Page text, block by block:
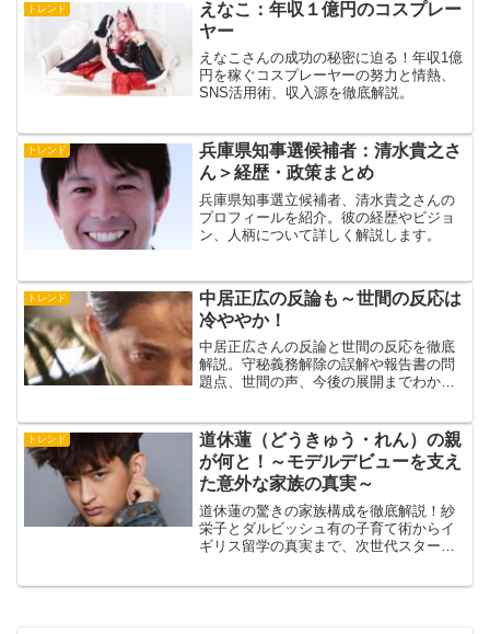
トレンド
えなこ：年収１億円のコスプレー
ヤー
えなこさんの成功の秘密に迫る！年収1億
円を稼ぐコスプレーヤーの努力と情熱、
SNS活用術、収入源を徹底解説。
トレンド
兵庫県知事選候補者：清水貴之さ
ん＞経歴・政策まとめ
兵庫県知事選立候補者、清水貴之さんの
プロフィールを紹介。彼の経歴やビジョ
ン、人柄について詳しく解説します。
トレンド
中居正広の反論も～世間の反応は
冷ややか！
中居正広さんの反論と世間の反応を徹底
解説。守秘義務解除の誤解や報告書の問
題点、世間の声、今後の展開までわかり
トレンド
道休蓮（どうきゅう・れん）の親
が何と！～モデルデビューを支え
た意外な家族の真実～
道休蓮の驚きの家族構成を徹底解説！紗
栄子とダルビッシュ有の子育て術からイ
ギリス留学の真実まで、次世代スター誕